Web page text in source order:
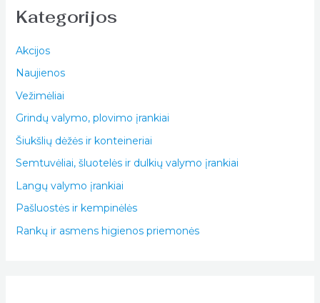
Kategorijos
Akcijos
Naujienos
Vežimėliai
Grindų valymo, plovimo įrankiai
Šiukšlių dėžės ir konteineriai
Semtuvėliai, šluotelės ir dulkių valymo įrankiai
Langų valymo įrankiai
Pašluostės ir kempinėlės
Rankų ir asmens higienos priemonės